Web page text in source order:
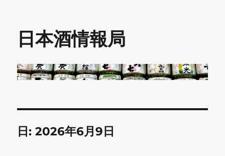
日本酒情報局
日:2026年6月9日